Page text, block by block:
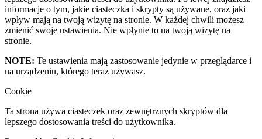
informacje o tym, jakie ciasteczka i skrypty są używane, oraz jaki
wpływ mają na twoją wizytę na stronie. W każdej chwili możesz
zmienić swoje ustawienia. Nie wpłynie to na twoją wizytę na
stronie.
NOTE: Te ustawienia mają zastosowanie jedynie w przeglądarce i
na urządzeniu, którego teraz używasz.
Cookie
Ta strona używa ciasteczek oraz zewnętrznych skryptów dla
lepszego dostosowania treści do użytkownika.